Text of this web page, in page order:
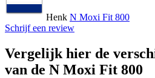
Henk N Moxi Fit 800
Schrijf een review
Vergelijk hier de
van de N Moxi Fit 800